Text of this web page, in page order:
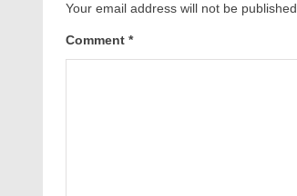
Your email address will not be published.
Comment *